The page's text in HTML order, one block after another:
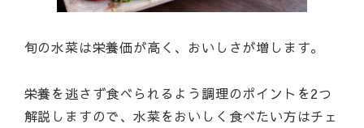
旬の水菜は栄養価が高く、おいしさが増します。
栄養を逃さず食べられるよう調理のポイントを2つ
解説しますので、水菜をおいしく食べたい方はチェ